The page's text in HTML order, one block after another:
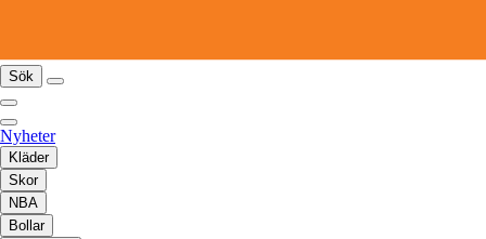
Sök
Nyheter
Kläder
Skor
NBA
Bollar